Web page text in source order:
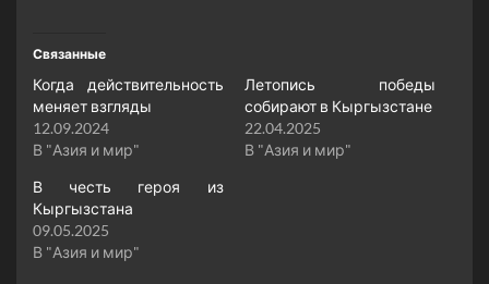
Связанные
Когда действительность
меняет взгляды
12.09.2024
В "Азия и мир"
Летопись победы
собирают в Кыргызстане
22.04.2025
В "Азия и мир"
В честь героя из
Кыргызстана
09.05.2025
В "Азия и мир"